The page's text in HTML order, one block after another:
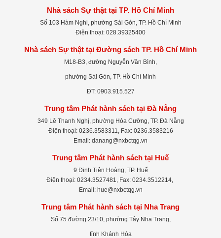
Nhà sách Sự thật tại TP. Hồ Chí Minh
Số 103 Hàm Nghi, phường Sài Gòn, TP. Hồ Chí Minh
Điện thoại: 028.39325400
Nhà sách Sự thật tại Đường sách TP. Hồ Chí Minh
M18-B3, đường Nguyễn Văn Bình,
phường Sài Gòn, TP. Hồ Chí Minh
ĐT: 0903.915.527
Trung tâm Phát hành sách tại Đà Nẵng
349 Lê Thanh Nghị, phường Hòa Cường, TP. Đà Nẵng
Điện thoại: 0236.3583311, Fax: 0236.3583216
Email: danang@nxbctqg.vn
Trung tâm Phát hành sách tại Huế
9 Đinh Tiên Hoàng, TP. Huế
Điện thoại: 0234.3527481, Fax: 0234.3512214,
Email: hue@nxbctqg.vn
Trung tâm Phát hành sách tại Nha Trang
Số 75 đường 23/10, phường Tây Nha Trang,
tỉnh Khánh Hòa